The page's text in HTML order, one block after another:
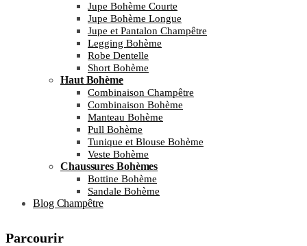
Jupe Bohème Courte
Jupe Bohème Longue
Jupe et Pantalon Champêtre
Legging Bohème
Robe Dentelle
Short Bohème
Haut Bohème
Combinaison Champêtre
Combinaison Bohème
Manteau Bohème
Pull Bohème
Tunique et Blouse Bohème
Veste Bohème
Chaussures Bohèmes
Bottine Bohème
Sandale Bohème
Blog Champêtre
Parcourir